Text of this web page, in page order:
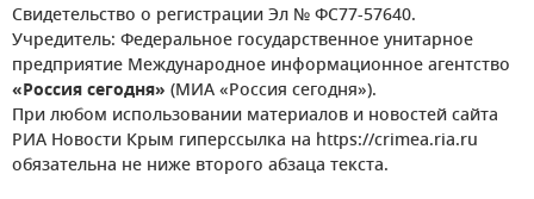
Свидетельство о регистрации Эл № ФС77-57640.
Учредитель: Федеральное государственное унитарное
предприятие Международное информационное агентство
«Россия сегодня» (МИА «Россия сегодня»).
При любом использовании материалов и новостей сайта
РИА Новости Крым гиперссылка на https://crimea.ria.ru
обязательна не ниже второго абзаца текста.